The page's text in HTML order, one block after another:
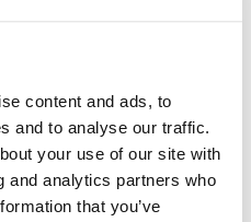
content and ads, to
and to analyse our traffic.
your use of our site with
and analytics partners who
that you’ve
etc.
der
Satellit -> mehr
Dienste
und
Gebäudes